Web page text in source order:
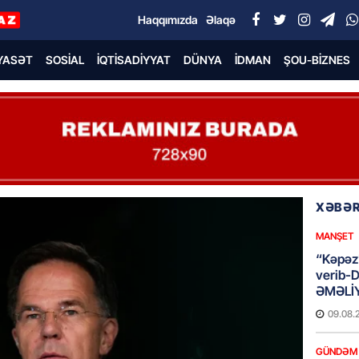
Haqqımızda Əlaqə
SOSIAL İQTISADIYYAT DÜNYA İDMAN ŞOU-BIZNES
MANŞET
verib-
GÜNDƏM